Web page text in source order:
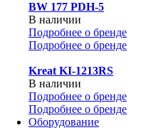
BW 177 PDH-5
В наличии
Подробнее о бренде
Подробнее о бренде
Kreat KI-1213RS
В наличии
Подробнее о бренде
Подробнее о бренде
Оборудование